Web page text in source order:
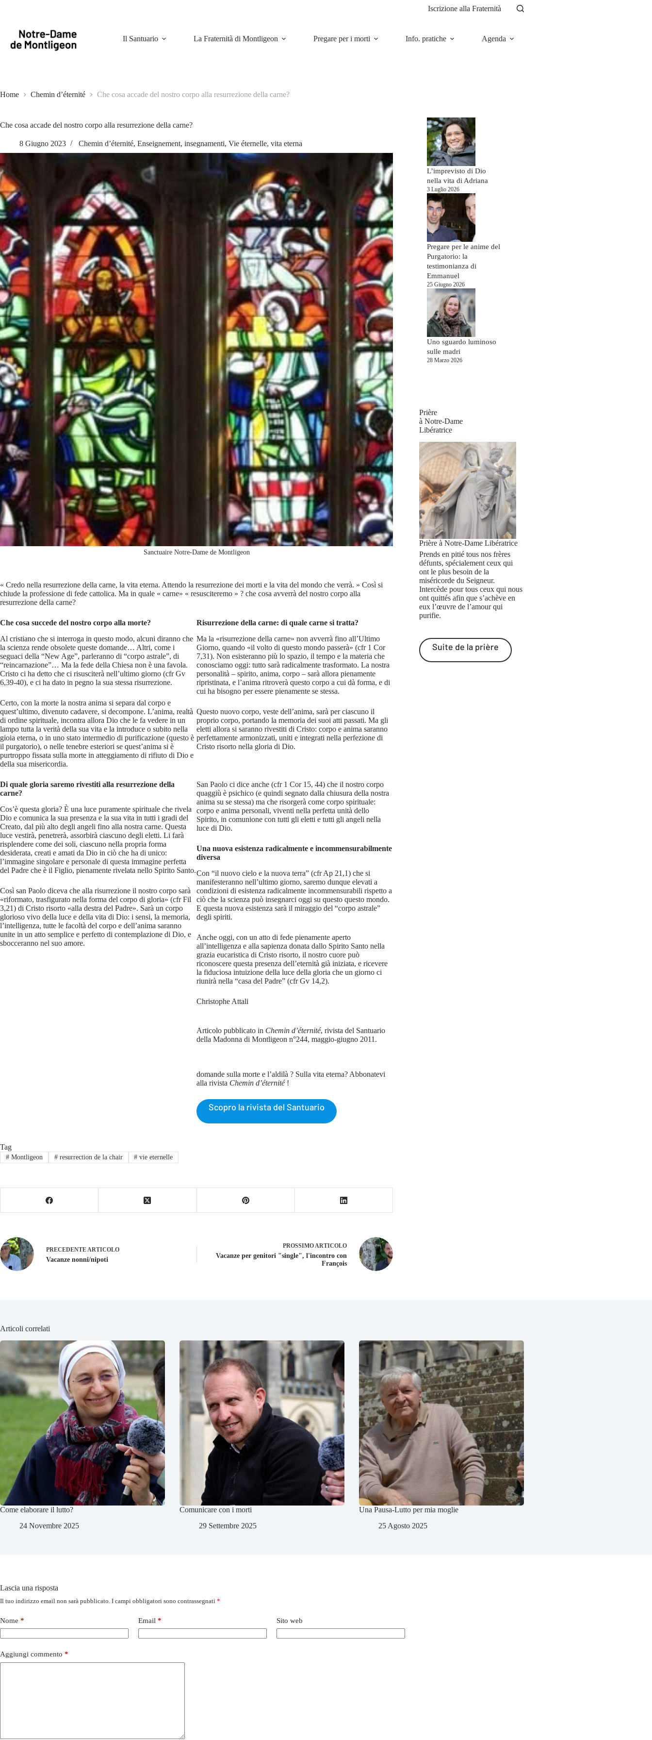
Iscrizione alla Fraternità
Il Santuario La Fraternità di Montligeon Pregare per i morti Info. pratiche Agenda
Home Chemin d’éternité Che cosa accade del nostro corpo alla resurrezione della carne?
Che cosa accade del nostro corpo alla resurrezione della carne?
8 Giugno 2023 Chemin d’éternité, Enseignement, insegnamenti, Vie éternelle, vita eterna
Sanctuaire Notre-Dame de Montligeon
« Credo nella resurrezione della carne, la vita eterna. Attendo la resurrezione dei morti e la vita del mondo che verrà. » Così si
chiude la professione di fede cattolica. Ma in quale « carne» « resusciteremo » ? che cosa avverrà del nostro corpo alla
resurrezione della carne?
Che cosa succede del nostro corpo alla morte?
Al cristiano che si interroga in questo modo, alcuni diranno che
la scienza rende obsolete queste domande… Altri, come i
seguaci della “New Age”, parleranno di “corpo astrale”, di
“reincarnazione”… Ma la fede della Chiesa non è una favola.
Cristo ci ha detto che ci risusciterà nell’ultimo giorno (cfr Gv
6,39-40), e ci ha dato in pegno la sua stessa risurrezione.
Certo, con la morte la nostra anima si separa dal corpo e
quest’ultimo, divenuto cadavere, si decompone. L’anima, realtà
di ordine spirituale, incontra allora Dio che le fa vedere in un
lampo tutta la verità della sua vita e la introduce o subito nella
gioia eterna, o in uno stato intermedio di purificazione (questo è
il purgatorio), o nelle tenebre esteriori se quest’anima si è
purtroppo fissata sulla morte in atteggiamento di rifiuto di Dio e
della sua misericordia.
Risurrezione della carne: di quale carne si tratta?
Ma la «risurrezione della carne» non avverrà fino all’Ultimo
Giorno, quando «il volto di questo mondo passerà» (cfr 1 Cor
7,31). Non esisteranno più lo spazio, il tempo e la materia che
conosciamo oggi: tutto sarà radicalmente trasformato. La nostra
personalità – spirito, anima, corpo – sarà allora pienamente
ripristinata, e l’anima ritroverà questo corpo a cui dà forma, e di
cui ha bisogno per essere pienamente se stessa.
Questo nuovo corpo, veste dell’anima, sarà per ciascuno il
proprio corpo, portando la memoria dei suoi atti passati. Ma gli
eletti allora si saranno rivestiti di Cristo: corpo e anima saranno
perfettamente armonizzati, uniti e integrati nella perfezione di
Cristo risorto nella gloria di Dio.
Di quale gloria saremo rivestiti alla resurrezione della
carne?
Cos’è questa gloria? È una luce puramente spirituale che rivela
Dio e comunica la sua presenza e la sua vita in tutti i gradi del
Creato, dal più alto degli angeli fino alla nostra carne. Questa
luce vestirà, penetrerà, assorbirà ciascuno degli eletti. Li farà
risplendere come dei soli, ciascuno nella propria forma
desiderata, creati e amati da Dio in ciò che ha di unico:
l’immagine singolare e personale di questa immagine perfetta
del Padre che è il Figlio, pienamente rivelata nello Spirito Santo.
Così san Paolo diceva che alla risurrezione il nostro corpo sarà
«riformato, trasfigurato nella forma del corpo di gloria» (cfr Fil
3,21) di Cristo risorto «alla destra del Padre». Sarà un corpo
glorioso vivo della luce e della vita di Dio: i sensi, la memoria,
l’intelligenza, tutte le facoltà del corpo e dell’anima saranno
unite in un atto semplice e perfetto di contemplazione di Dio, e
sbocceranno nel suo amore.
San Paolo ci dice anche (cfr 1 Cor 15, 44) che il nostro corpo
quaggiù è psichico (e quindi segnato dalla chiusura della nostra
anima su se stessa) ma che risorgerà come corpo spirituale:
corpo e anima personali, viventi nella perfetta unità dello
Spirito, in comunione con tutti gli eletti e tutti gli angeli nella
luce di Dio.
Una nuova esistenza radicalmente e incommensurabilmente
diversa
Con “il nuovo cielo e la nuova terra” (cfr Ap 21,1) che si
manifesteranno nell’ultimo giorno, saremo dunque elevati a
condizioni di esistenza radicalmente incommensurabili rispetto a
ciò che la scienza può insegnarci oggi su questo questo mondo.
E questa nuova esistenza sarà il miraggio del “corpo astrale”
degli spiriti.
Anche oggi, con un atto di fede pienamente aperto
all’intelligenza e alla sapienza donata dallo Spirito Santo nella
grazia eucaristica di Cristo risorto, il nostro cuore può
riconoscere questa presenza dell’eternità già iniziata, e ricevere
la fiduciosa intuizione della luce della gloria che un giorno ci
riunirà nella “casa del Padre” (cfr Gv 14,2).
Christophe Attali
Articolo pubblicato in Chemin d’éternité, rivista del Santuario
della Madonna di Montligeon n°244, maggio-giugno 2011.
domande sulla morte e l’aldilà ? Sulla vita eterna? Abbonatevi
alla rivista Chemin d’éternité!
Scopro la rivista del Santuario
Tag
#Montligeon #resurrection de la chair # vie eternelle
PRECEDENTE ARTICOLO
Vacanze nonni/nipoti
PROSSIMO ARTICOLO
Vacanze per genitori "single", l'incontro con
François
L’imprevisto di Dio
nella vita di Adriana
3 Luglio 2026
Pregare per le anime del
Purgatorio: la
testimonianza di
Emmanuel
25 Giugno 2026
Uno sguardo luminoso
sulle madri
28 Marzo 2026
Prière
à Notre-Dame
Libératrice
Prière à Notre-Dame Libératrice
Prends en pitié tous nos frères
défunts, spécialement ceux qui
ont le plus besoin de la
miséricorde du Seigneur.
Intercède pour tous ceux qui nous
ont quittés afin que s’achève en
eux l’œuvre de l’amour qui
purifie.
Suite de la prière
Articoli correlati
Come elaborare il lutto?
24 Novembre 2025
Comunicare con i morti
29 Settembre 2025
Una Pausa-Lutto per mia moglie
25 Agosto 2025
Lascia una risposta
Il tuo indirizzo email non sarà pubblicato. I campi obbligatori sono contrassegnati *
Nome * Email * Sito web
Aggiungi commento *